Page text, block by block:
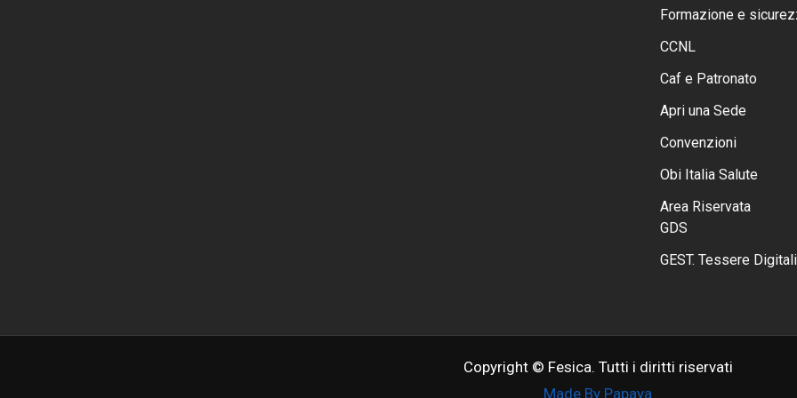
Formazione e
CCNL
Caf e Patronato
Apri una Sede
Convenzioni
Obi Italia Salute
Area Riservata
GDS
GEST. Tessere Digitali
Copyright © Fesica. Tutti i diritti riservati
Made By Papaya